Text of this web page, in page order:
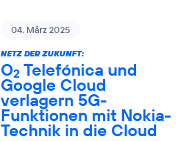
04. März 2025
NETZ DER ZUKUNFT:
O2 Telefónica und
Google Cloud
verlagern 5G-
Funktionen mit Nokia-
Technik in die Cloud